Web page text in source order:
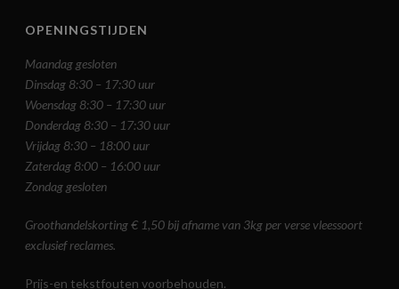
OPENINGSTIJDEN
Maandag gesloten
Dinsdag 8:30 – 17:30 uur
Woensdag 8:30 – 17:30 uur
Donderdag 8:30 – 17:30 uur
Vrijdag 8:30 – 18:00 uur
Zaterdag 8:00 – 16:00 uur
Zondag gesloten
Groothandelskorting € 1,50 bij afname van 3kg per verse vleessoort
exclusief reclames.
Prijs-en tekstfouten voorbehouden.